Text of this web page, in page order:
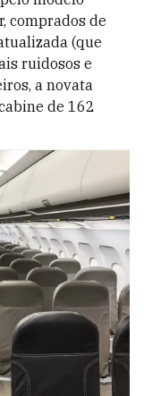
comprados de
(que
ruidosos e
a novata
de 162